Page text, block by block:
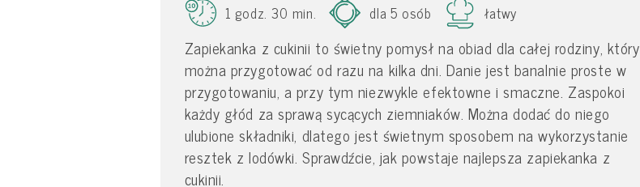
1 godz. 30 min.
dla 5 osób łatwy
Zapiekanka z cukinii to świetny pomysł na obiad dla całej rodziny, który
można przygotować od razu na kilka dni. Danie jest banalnie proste w
przygotowaniu, a przy tym niezwykle efektowne i smaczne. Zaspokoi
każdy głód za sprawą sycących ziemniaków. Można dodać do niego
ulubione składniki, dlatego jest świetnym sposobem na wykorzystanie
resztek z lodówki. Sprawdźcie, jak powstaje najlepsza zapiekanka z
cukinii.